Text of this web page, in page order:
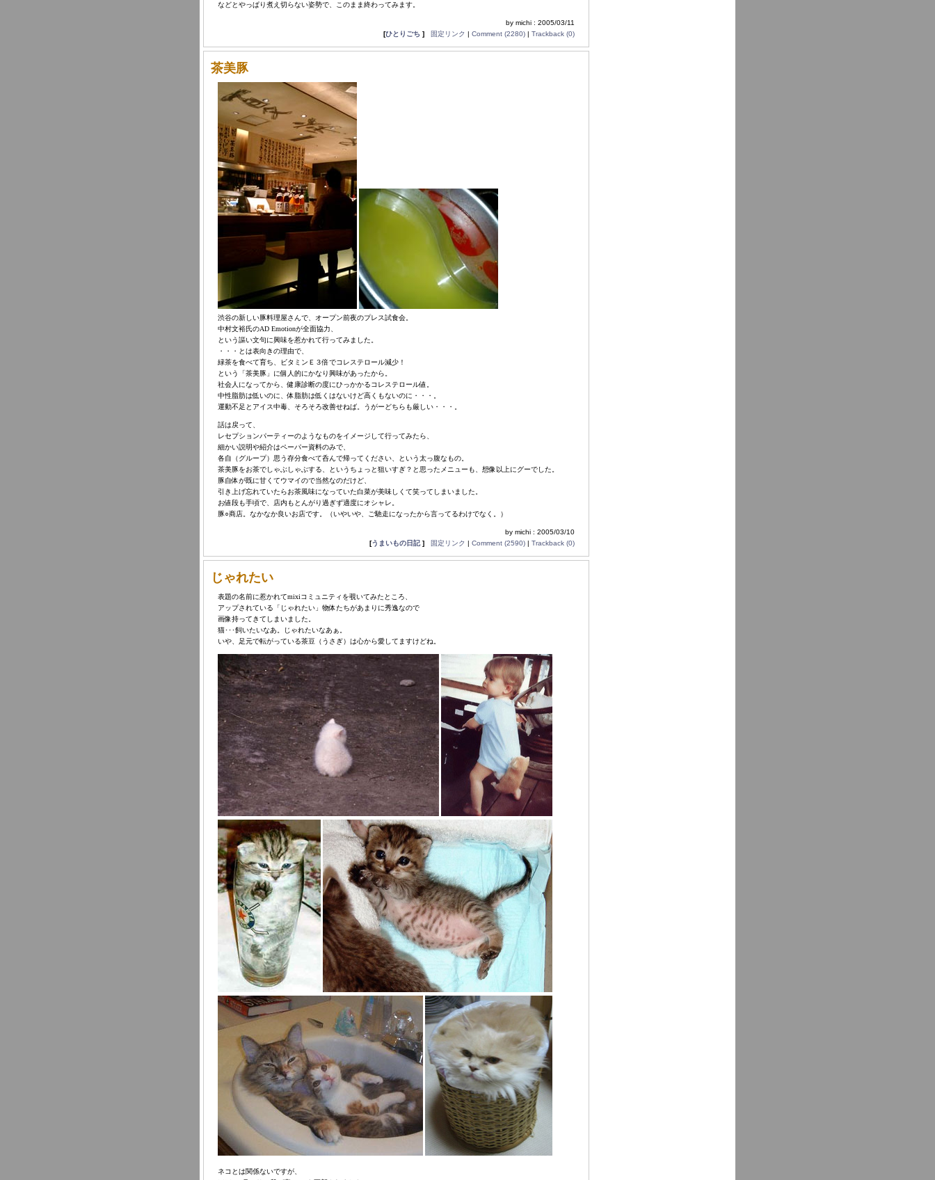
などとやっぱり煮え切らない姿勢で、このまま終わってみます。
by michi : 2005/03/11
[ひとりごち ] 固定リンク | Comment (2280) | Trackback (0)
茶美豚
渋谷の新しい豚料理屋さんで、オープン前夜のプレス試食会。
中村文裕氏のAD Emotionが全面協力、
という謳い文句に興味を惹かれて行ってみました。
・・・とは表向きの理由で、
緑茶を食べて育ち、ビタミンＥ３倍でコレステロール減少！
という「茶美豚」に個人的にかなり興味があったから。
社会人になってから、健康診断の度にひっかかるコレステロール値。
中性脂肪は低いのに、体脂肪は低くはないけど高くもないのに・・・。
運動不足とアイス中毒、そろそろ改善せねば。うがーどちらも厳しい・・・。
話は戻って、
レセプションパーティーのようなものをイメージして行ってみたら、
細かい説明や紹介はペーパー資料のみで、
各自（グループ）思う存分食べて呑んで帰ってください、という太っ腹なもの。
茶美豚をお茶でしゃぶしゃぶする、というちょっと狙いすぎ？と思ったメニューも、想像以上にグーでした。
豚自体が既に甘くてウマイので当然なのだけど、
引き上げ忘れていたらお茶風味になっていた白菜が美味しくて笑ってしまいました。
お値段も手頃で、店内もとんがり過ぎず適度にオシャレ。
豚○商店。なかなか良いお店です。（いやいや、ご馳走になったから言ってるわけでなく。）
by michi : 2005/03/10
[うまいもの日記] 固定リンク | Comment (2590) | Trackback (0)
じゃれたい
表題の名前に惹かれてmixiコミュニティを覗いてみたところ、
アップされている「じゃれたい」物体たちがあまりに秀逸なので
画像持ってきてしまいました。
猫･･･飼いたいなあ。じゃれたいなあぁ。
いや、足元で転がっている茶豆（うさぎ）は心から愛してますけどね。
ネコとは関係ないですが、